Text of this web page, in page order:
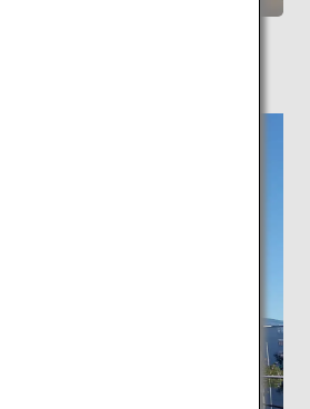
に映る夕暮れの景色も美しい。